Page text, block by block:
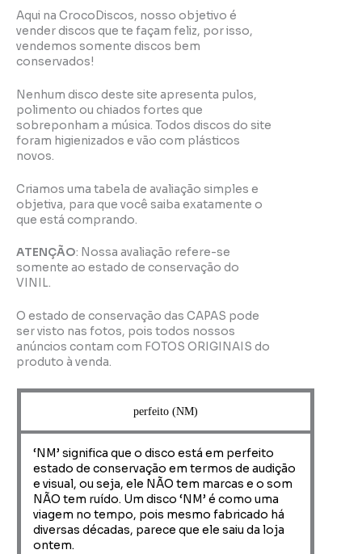
Aqui na CrocoDiscos, nosso objetivo é
vender discos que te façam feliz, por isso,
vendemos somente discos bem
conservados!
Nenhum disco deste site apresenta pulos,
polimento ou chiados fortes que
sobreponham a música. Todos discos do site
foram higienizados e vão com plásticos
novos.
Criamos uma tabela de avaliação simples e
objetiva, para que você saiba exatamente o
que está comprando.
ATENÇÃO: Nossa avaliação refere-se
somente ao estado de conservação do
VINIL.
O estado de conservação das CAPAS pode
ser visto nas fotos, pois todos nossos
anúncios contam com FOTOS ORIGINAIS do
produto à venda.
perfeito (NM)
‘NM’ significa que o disco está em perfeito
estado de conservação em termos de audição
e visual, ou seja, ele NÃO tem marcas e o som
NÃO tem ruído. Um disco ‘NM’ é como uma
viagem no tempo, pois mesmo fabricado há
diversas décadas, parece que ele saiu da loja
ontem.